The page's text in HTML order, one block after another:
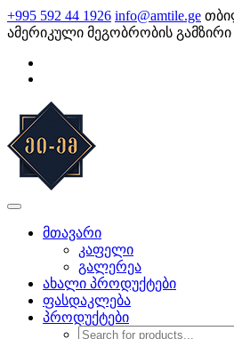
Skip
to
content
+995 592 44 1926 info@amtile.ge
ამერიკული მეგობრობის გამზირი
მთავარი
კაფელი
გალერეა
ახალი პროდუქტები
ფასდაკლება
პროდუქტები
Products